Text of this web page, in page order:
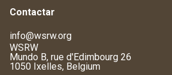
Contactar
info@wsrw.org
WSRW
Mundo B, rue d'Edimbourg 26
1050 Ixelles, Belgium